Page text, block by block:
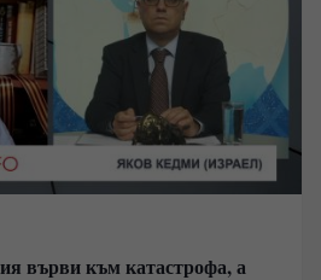
върви към катастрофа, а